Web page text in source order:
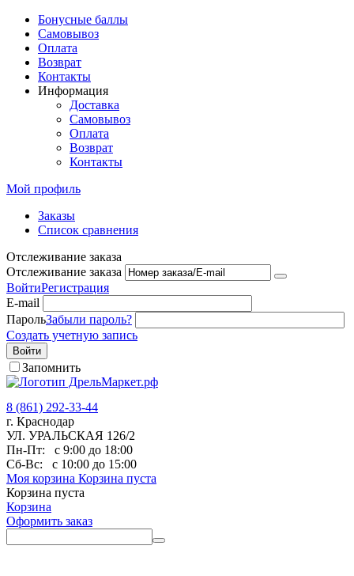
Бонусные баллы
Самовывоз
Оплата
Возврат
Контакты
Информация
Доставка
Самовывоз
Оплата
Возврат
Контакты
Мой профиль
Заказы
Список сравнения
Отслеживание заказа
Отслеживание заказа
ВойтиРегистрация
E-mail
ПарольЗабыли пароль?
Создать учетную запись
Войти
Запомнить
8 (861) 292-33-44
г. Краснодар
УЛ. УРАЛЬСКАЯ 126/2
Пн-Пт:
с 9:00 до 18:00
Сб-Вс:
с 10:00 до 15:00
Моя корзина Корзина пуста
Корзина пуста
Корзина
Оформить заказ